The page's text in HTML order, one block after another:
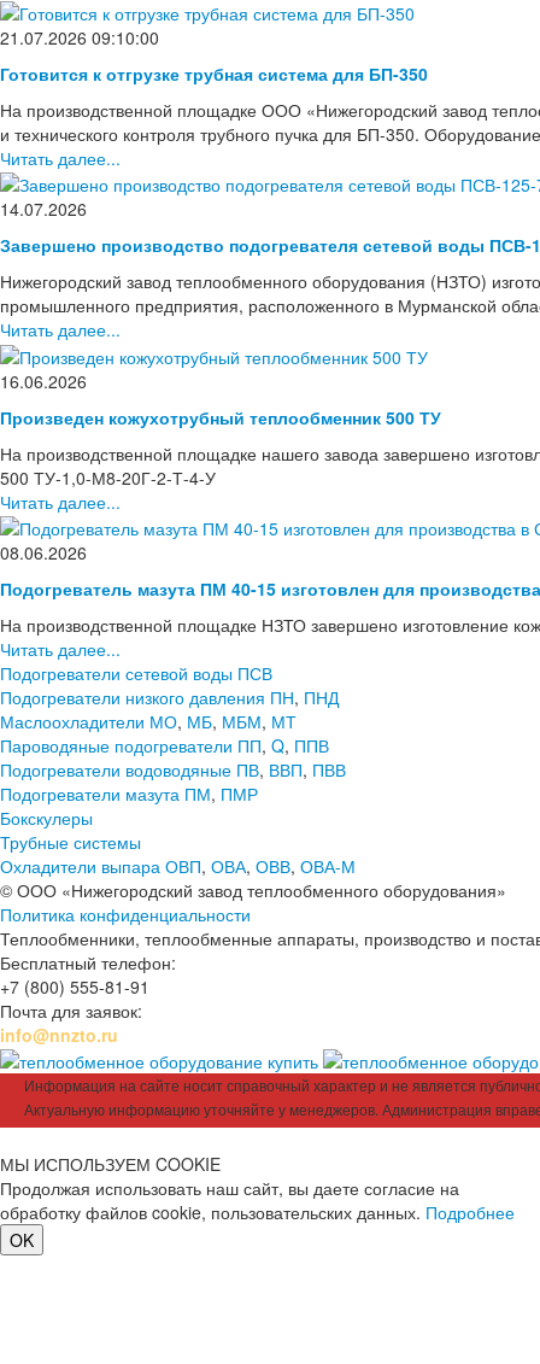
21.07.2026 09:10:00
Готовится к отгрузке трубная система для БП-350
На производственной площадке ООО «Нижегородский завод
и технического контроля трубного пучка для БП-350.
Читать далее...
14.07.2026
Завершено производство подогревателя сетевой воды ПСВ-
Нижегородский завод теплообменного оборудования (НЗТО)
промышленного предприятия, расположенного в Мурманской
Читать далее...
16.06.2026
Произведен кожухотрубный теплообменник 500 ТУ
На производственной площадке нашего завода завершено
500 ТУ-1,0-М8-20Г-2-Т-4-У
Читать далее...
08.06.2026
Подогреватель мазута ПМ 40-15 изготовлен для
На производственной площадке НЗТО завершено изготовление
Читать далее...
Подогреватели сетевой воды ПСВ
Подогреватели низкого давления ПН, ПНД
Маслоохладители МО, МБ, МБМ, МТ
Пароводяные подогреватели ПП, Q, ППВ
Подогреватели водоводяные ПВ, ВВП, ПВВ
Подогреватели мазута ПМ, ПМР
Бокскулеры
Трубные системы
Охладители выпара ОВП, ОВА, ОВВ, ОВА-М
© ООО «Нижегородский завод теплообменного оборудования»
Политика конфиденциальности
Теплообменники, теплообменные аппараты, производство и
Бесплатный телефон:
+7 (800) 555-81-91
Почта для заявок:
info@nnzto.ru
Информация на сайте носит справочный характер и не является
Актуальную информацию уточняйте у менеджеров. Администрация
МЫ ИСПОЛЬЗУЕМ COOKIE
Продолжая использовать наш сайт, вы даете согласие на
обработку файлов cookie, пользовательских данных. Подробнее
OK